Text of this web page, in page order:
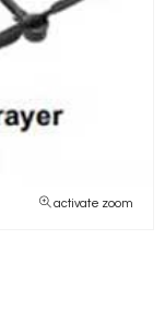
activate zoom